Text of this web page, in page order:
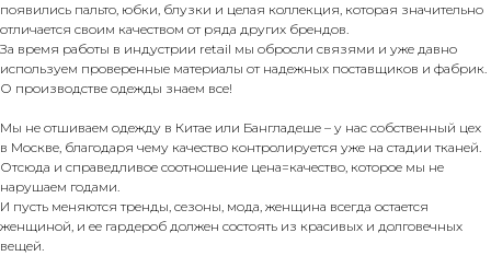
появились пальто, юбки, блузки и целая коллекция, которая значительно
отличается своим качеством от ряда других брендов.
За время работы в индустрии retail мы обросли связями и уже давно
используем проверенные материалы от надежных поставщиков и фабрик.
О производстве одежды знаем все!
Мы не отшиваем одежду в Китае или Бангладеше – у нас собственный цех
в Москве, благодаря чему качество контролируется уже на стадии тканей.
Отсюда и справедливое соотношение цена=качество, которое мы не
нарушаем годами.
И пусть меняются тренды, сезоны, мода, женщина всегда остается
женщиной, и ее гардероб должен состоять из красивых и долговечных
вещей.